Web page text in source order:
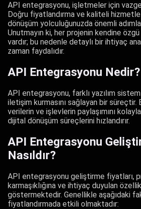
API entegrasyonu, işletmeler için
Doğru fiyatlandırma ve kaliteli
dönüşüm yolculuğunuzda önemli
Unutmayın ki, her projenin kendine
vardır; bu nedenle detaylı bir ihtiyaç
zaman faydalıdır.
API Entegrasyonu Nedir?
API entegrasyonu, farklı yazılım
iletişim kurmasını sağlayan bir süreçtir.
verilerin ve işlevlerin paylaşımını
dijital dönüşüm süreçlerini hızlandırır.
API Entegrasyonu
Nasıldır?
API entegrasyonu geliştirme fiyatları,
karmaşıklığına ve ihtiyaç duyulan
göstermektedir. Genellikle aşağıdaki
fiyatlandırmada etkili olmaktadır: